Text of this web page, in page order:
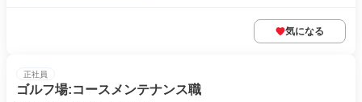
気になる
正社員
ゴルフ場:コースメンテナンス職